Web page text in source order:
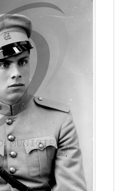
de militar
de militar com criança
de militar com mulher
de militar com homem
de militar
de militar com homem
de militar com homem
de militar
de militar
de militar com mulher
de militar
de militar
de militares da GNR
de militar da GNR
de militar da GNR com mulher